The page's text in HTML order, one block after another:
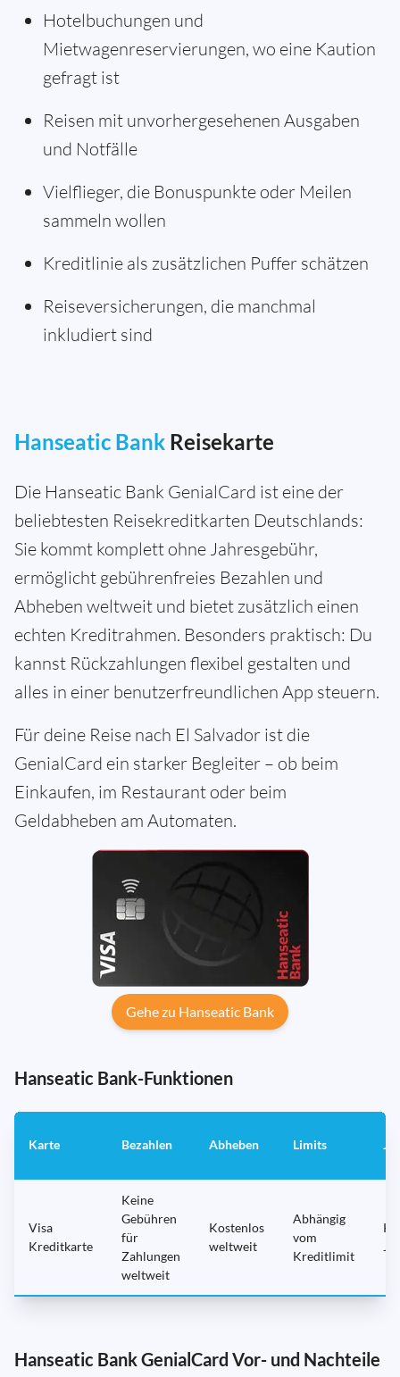
Hotelbuchungen und
Mietwagenreservierungen, wo eine Kaution
gefragt ist
Reisen mit unvorhergesehenen Ausgaben
und Notfälle
Vielflieger, die Bonuspunkte oder Meilen
sammeln wollen
Kreditlinie als zusätzlichen Puffer schätzen
Reiseversicherungen, die manchmal
inkludiert sind
Hanseatic Bank Reisekarte
Die Hanseatic Bank GenialCard ist eine der
beliebtesten Reisekreditkarten Deutschlands:
Sie kommt komplett ohne Jahresgebühr,
ermöglicht gebührenfreies Bezahlen und
Abheben weltweit und bietet zusätzlich einen
echten Kreditrahmen. Besonders praktisch: Du
kannst Rückzahlungen flexibel gestalten und
alles in einer benutzerfreundlichen App steuern.
Für deine Reise nach El Salvador ist die
GenialCard ein starker Begleiter – ob beim
Einkaufen, im Restaurant oder beim
Geldabheben am Automaten.
Gehe zu Hanseatic Bank
Hanseatic Bank-Funktionen
Karte Bezahlen Abheben Limits
Visa
Kreditkarte
Keine
Gebühren
für
Zahlungen
weltweit
Kostenlos
weltweit
Abhängig
vom
Kreditlimit
Hanseatic Bank GenialCard Vor- und Nachteile